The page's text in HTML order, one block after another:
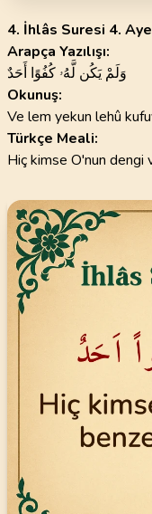
4. İhlâs Suresi 4.
Arapça Yazılışı:
وَلَمْ يَكُن لَّهُۥ كُفُوًا أَحَدٌ
Okunuş:
Ve lem yekun lehû
Türkçe Meali:
Hiç kimse O'nun dengi